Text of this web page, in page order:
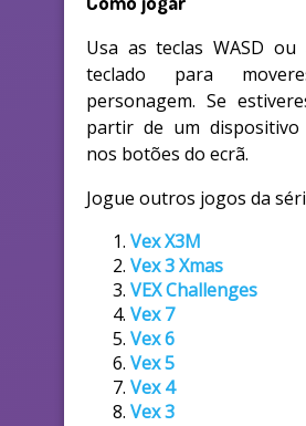
Usa as teclas WASD
teclado para
personagem. Se
partir de um dispositivo
nos botões do ecrã.
Jogue outros jogos da
Vex X3M
Vex 3 Xmas
VEX Challenges
Vex 7
Vex 6
Vex 5
Vex 4
Vex 3